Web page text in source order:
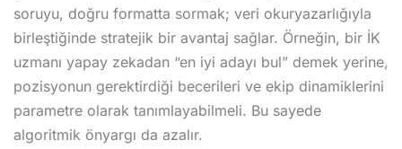
soruyu, doğru formatta sormak; veri okuryazarlığıyla
birleştiğinde stratejik bir avantaj sağlar. Örneğin, bir İK
uzmanı yapay zekadan “en iyi adayı bul” demek yerine,
pozisyonun gerektirdiği becerileri ve ekip dinamiklerini
parametre olarak tanımlayabilmeli. Bu sayede
algoritmik önyargı da azalır.